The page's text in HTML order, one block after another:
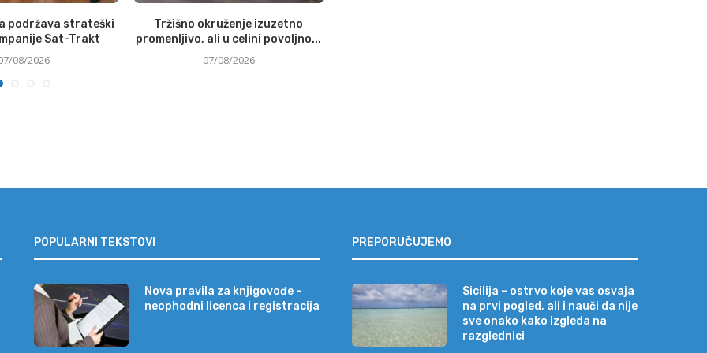
podržava strateški
Sat-Trakt
08/2026
Tržišno okruženje izuzetno
promenljivo, ali u celini povoljno...
07/08/2026
POPULARNI TEKSTOVI
Nova pravila za knjigovođe –
neophodni licenca i registracija
PREPORUČUJEMO
Sicilija – ostrvo koje vas osvaja
na prvi pogled, ali i nauči da nije
sve onako kako izgleda na
razglednici